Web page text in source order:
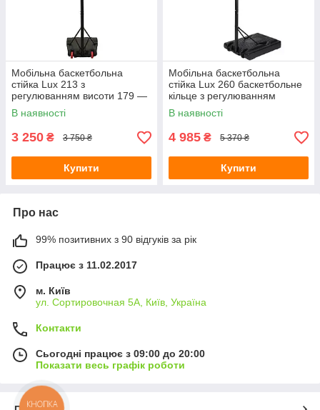
Мобільна баскетбольна
стійка Lux 213 з
регулюванням висоти 179 —
213 см
В наявності
3 250 ₴ 3 750 ₴
Купити
Мобільна баскетбольна
стійка Lux 260 баскетбольне
кільце з регулюванням
висоти
В наявності
4 985 ₴ 5 370 ₴
Купити
Про нас
99% позитивних з 90 відгуків за рік
Працює з 11.02.2017
м. Київ
ул. Сортировочная 5А, Київ, Україна
Контакти
Сьогодні працює з 09:00 до 20:00
Показати весь графік роботи
КНОПКА